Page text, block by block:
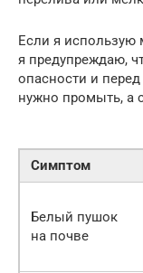
Если я использую
я предупреждаю,
опасности и
нужно промыть, а
Симптом
Белый пушок
на почве